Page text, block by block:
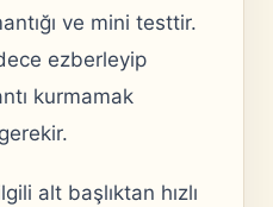
ve mini testtir.
ezberleyip
kurmamak
alt başlıktan hızlı